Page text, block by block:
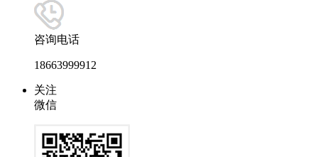
咨询电话
18663999912
关注
微信